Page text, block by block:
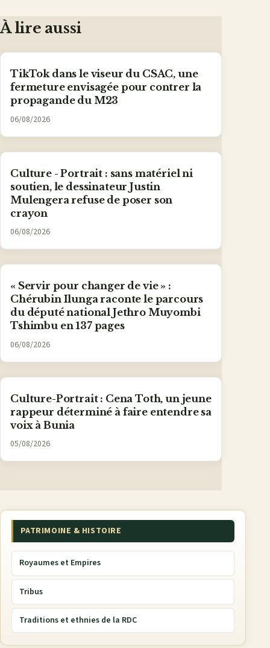
À lire aussi
TikTok dans le viseur du CSAC, une
fermeture envisagée pour contrer la
propagande du M23
06/08/2026
Culture - Portrait : sans matériel ni
soutien, le dessinateur Justin
Mulengera refuse de poser son
crayon
06/08/2026
« Servir pour changer de vie » :
Chérubin Ilunga raconte le parcours
du député national Jethro Muyombi
Tshimbu en 137 pages
06/08/2026
Culture-Portrait : Cena Toth, un jeune
rappeur déterminé à faire entendre sa
voix à Bunia
05/08/2026
PATRIMOINE & HISTOIRE
Royaumes et Empires
Tribus
Traditions et ethnies de la RDC